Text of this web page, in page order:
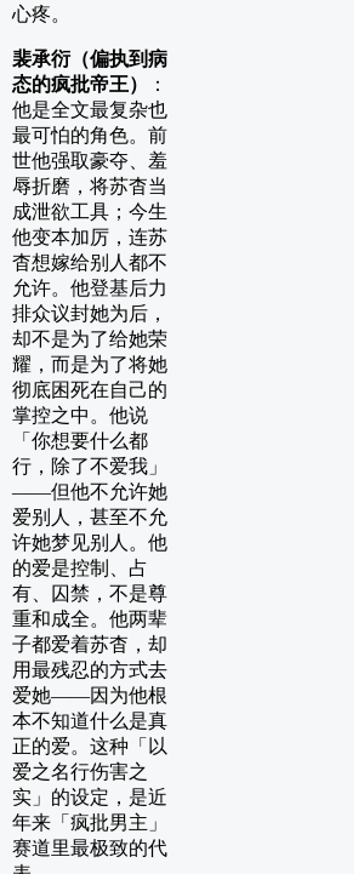
心疼。
裴承衍（偏执到病
态的疯批帝王）
：
他是全文最复杂也
最可怕的角色。前
世他强取豪夺、羞
辱折磨，将苏杳当
成泄欲工具；今生
他变本加厉，连苏
杳想嫁给别人都不
允许。他登基后力
排众议封她为后，
却不是为了给她荣
耀，而是为了将她
彻底困死在自己的
掌控之中。他说
「你想要什么都
行，除了不爱我」
——但他不允许她
爱别人，甚至不允
许她梦见别人。他
的爱是控制、占
有、囚禁，不是尊
重和成全。他两辈
子都爱着苏杳，却
用最残忍的方式去
爱她——因为他根
本不知道什么是真
正的爱。这种「以
爱之名行伤害之
实」的设定，是近
年来「疯批男主」
赛道里最极致的代